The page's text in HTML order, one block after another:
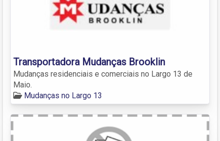
Transportadora Mudanças Brooklin
Mudanças residenciais e comerciais no Largo 13 de
Maio.
Mudanças no Largo 13